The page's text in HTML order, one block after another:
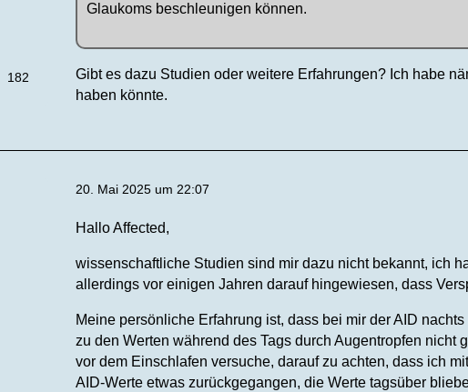
182
Glaukoms beschleunigen können.
Gibt es dazu Studien oder weitere Erfahrungen? Ich habe
haben könnte.
20. Mai 2025 um 22:07
Hallo Affected,
wissenschaftliche Studien sind mir dazu nicht bekannt, ich
allerdings vor einigen Jahren darauf hingewiesen, dass
Meine persönliche Erfahrung ist, dass bei mir der AID
zu den Werten während des Tags durch Augentropfen
vor dem Einschlafen versuche, darauf zu achten, dass ich
AID-Werte etwas zurückgegangen, die Werte tagsüber